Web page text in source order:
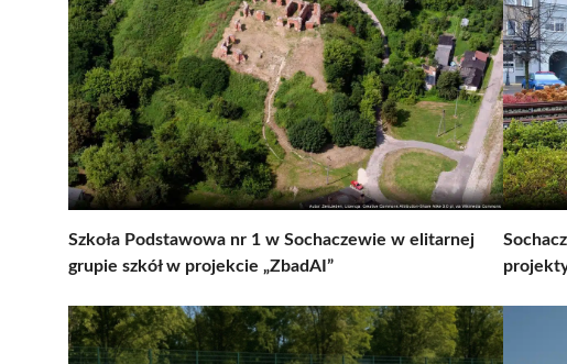
Szkoła Podstawowa nr 1 w Sochaczewie w elitarnej
grupie szkół w projekcie „ZbadAI”